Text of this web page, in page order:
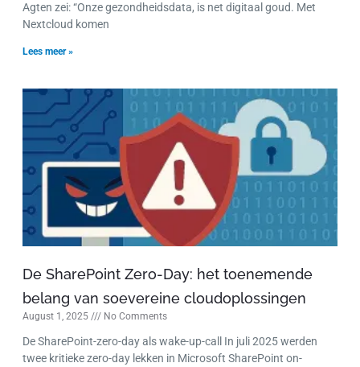
Agten zei: “Onze gezondheidsdata, is net digitaal goud. Met
Nextcloud komen
Lees meer »
De SharePoint Zero-Day: het toenemende
belang van soevereine cloudoplossingen
August 1, 2025 No Comments
De SharePoint-zero-day als wake-up-call In juli 2025 werden
twee kritieke zero-day lekken in Microsoft SharePoint on-